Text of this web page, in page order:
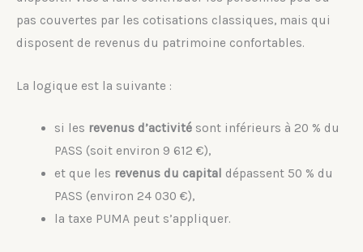
pas couvertes par les cotisations classiques, mais qui
disposent de revenus du patrimoine confortables.
La logique est la suivante :
si les revenus d’activitésont inférieurs à 20 % du
PASS (soit environ 9 612 €),
et que les revenus du capital dépassent 50 % du
PASS (environ 24 030 €),
la taxe PUMA peut s’appliquer.